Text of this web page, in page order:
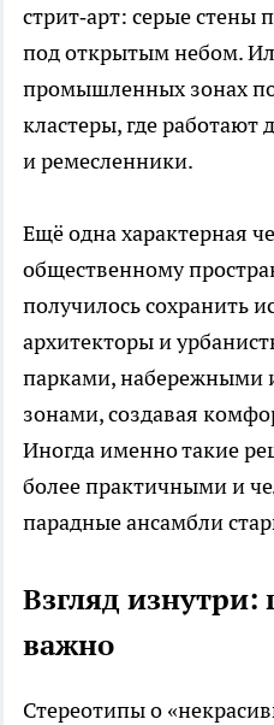
стрит‑арт: серые стены
под открытым небом.
промышленных зонах
кластеры, где
и ремесленники.
Ещё одна характерная
общественному
получилось сохранить
архитекторы и
парками, набережными
зонами, создавая
Иногда именно такие
более практичными и
парадные ансамбли
Взгляд изнутри:
важно
Стереотипы о